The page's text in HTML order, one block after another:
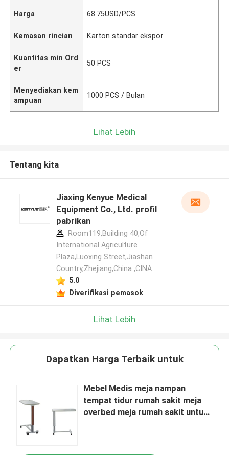
Harga 68.75USD/PCS
Kemasan rincian Karton standar ekspor
Kuantitas min Ord
er
50 PCS
Menyediakan kem
ampuan
1000 PCS / Bulan
Lihat Lebih
Tentang kita
Jiaxing Kenyue Medical
Equipment Co., Ltd. profil
pabrikan
Room119,Building 40,Of
International Agriculture
Plaza,Luoxing Street,Jiashan
Country,Zhejiang,China ,CINA
5.0
Diverifikasi pemasok
Lihat Lebih
Dapatkan Harga Terbaik untuk
Mebel Medis meja nampan
tempat tidur rumah sakit meja
overbed meja rumah sakit untuk